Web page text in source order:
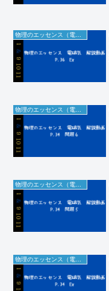
物理のエッセンス（電磁気）の解説動画＆板書
物理のエッセンス（電磁気）の解説動画＆板書
物理のエッセンス（電磁気）の解説動画＆板書